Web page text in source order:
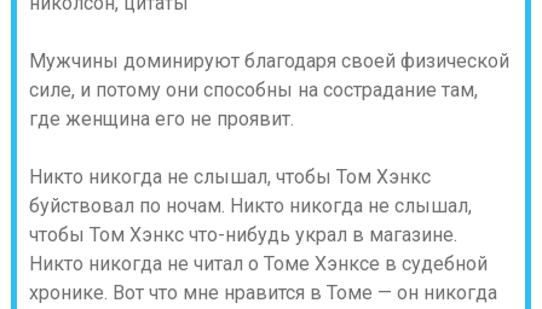
Мужчины доминируют благодаря своей физической
силе, и потому они способны на сострадание там,
где женщина его не проявит.
Никто никогда не слышал, чтобы Том Хэнкс
буйствовал по ночам. Никто никогда не слышал,
чтобы Том Хэнкс что-нибудь украл в магазине.
Никто никогда не читал о Томе Хэнксе в судебной
хронике. Вот что мне нравится в Томе — он никогда